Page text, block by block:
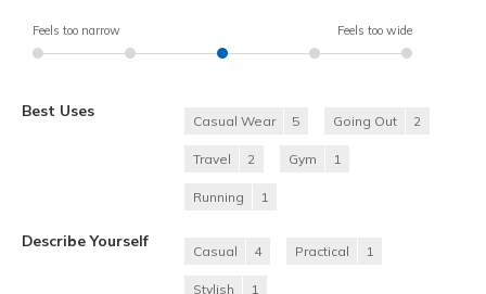
Feels too narrow Feels too wide
Best Uses
Casual Wear 5 Going Out 2
Travel 2 Gym 1
Running 1
Describe Yourself
Casual 4 Practical 1
Stylish 1